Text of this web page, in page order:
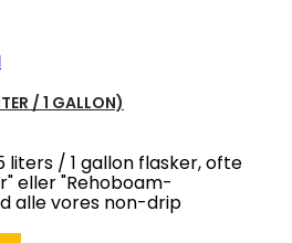
/ 1 GALLON)
/ 1 gallon flasker, ofte
eller "Rehoboam-
alle vores non-drip